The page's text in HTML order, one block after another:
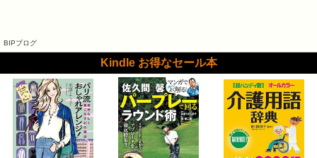
BIPブログ
Kindle お得なセール本